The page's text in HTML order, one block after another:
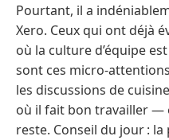
Pourtant, il a
Xero. Ceux qui ont déjà
où la culture d’équipe
sont ces micro-
les discussions de
où il fait bon travailler —
reste. Conseil du jour :